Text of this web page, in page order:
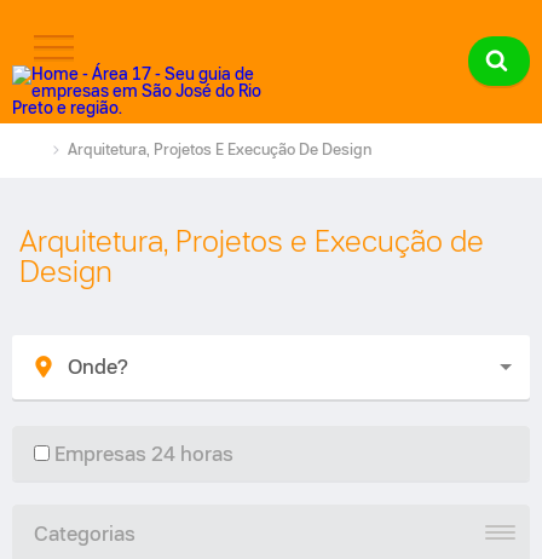
Arquitetura, Projetos E Execução De Design
Arquitetura, Projetos e Execução de
Design
Empresas 24 horas
Categorias